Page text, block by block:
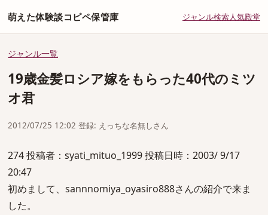
萌えた体験談コピペ保管庫 ジャンル検索人気殿堂
ジャンル一覧
19歳金髪ロシア嫁をもらった40代のミツ
オ君
2012/07/25 12:02 登録: えっちな名無しさん
274 投稿者：syati_mituo_1999 投稿日時：2003/ 9/17
20:47
初めまして、sannnomiya_oyasiro888さんの紹介で来ま
した。